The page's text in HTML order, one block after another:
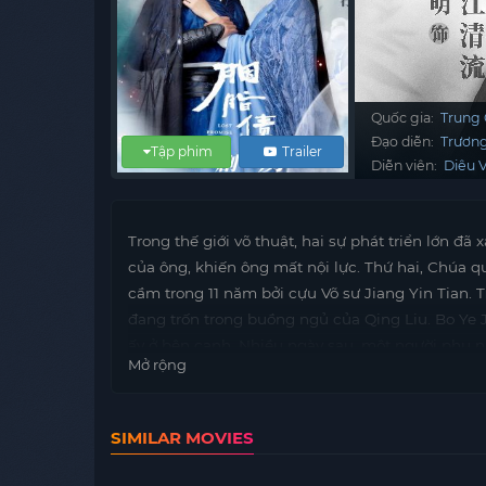
Trailer
Tập phim
Quốc gia: Trung
Đạo diễn:
Diễn viên: Diêu
Trong thế giới võ thuật, hai sự phát triển lớn đã
của ông, khiến ông mất nội lực. Thứ hai, Chúa
cầm trong 11 năm bởi cựu Võ sư Jiang Yin
đang trốn trong buồng ngủ của Qing Liu. Bo
cùng với sách hướng dẫn và một số viên thuốc
Mở rộng
SIMILAR MOVIES